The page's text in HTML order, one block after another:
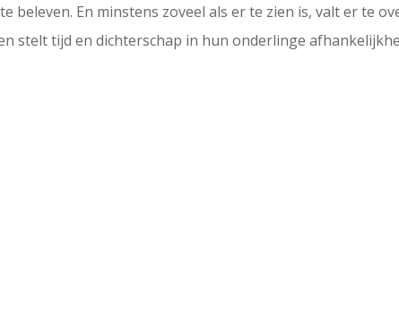
beleven. En minstens zoveel als er te zien is, valt er te
stelt tijd en dichterschap in hun onderlinge